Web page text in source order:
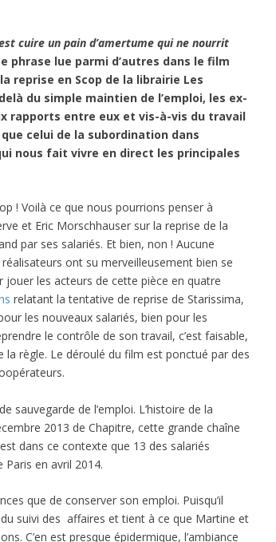
cuire un pain d’amertume qui ne nourrit
phrase lue parmi d’autres dans le film
reprise en Scop de la librairie Les
du simple maintien de l’emploi, les ex-
rapports entre eux et vis-à-vis du travail
celui de la subordination dans
nous fait vivre en direct les principales
! Voilà ce que nous pourrions penser à
et Eric Morschhauser sur la reprise de la
par ses salariés. Et bien, non ! Aucune
ont su merveilleusement bien se
jouer les acteurs de cette pièce en quatre
relatant la tentative de reprise de Starissima,
les nouveaux salariés, bien pour les
le contrôle de son travail, c’est faisable,
règle. Le déroulé du film est ponctué par des
sauvegarde de l’emploi. L’histoire de la
2013 de Chapitre, cette grande chaîne
dans ce contexte que 13 des salariés
en avril 2014.
que de conserver son emploi. Puisqu’il
du suivi des affaires et tient à ce que Martine et
C’en est presque épidermique, l’ambiance